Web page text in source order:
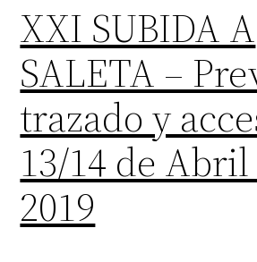
XXI SUBIDA A
SALETA –
trazado y
13/14 de
2019